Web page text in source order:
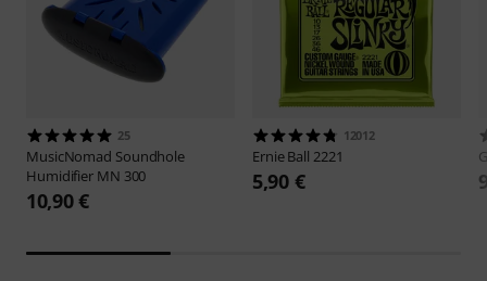
25
MusicNomad Soundhole
Humidifier MN 300
10,90 €
12012
Ernie Ball 2221
5,90 €